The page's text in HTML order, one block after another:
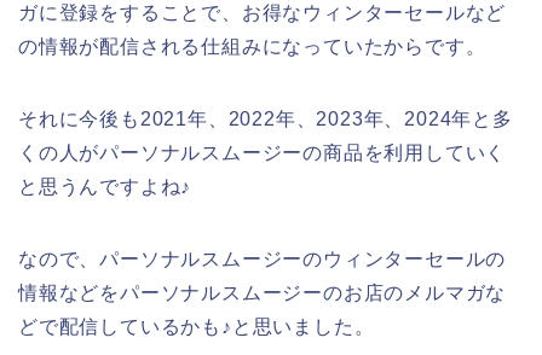
ガに登録をすることで、お得なウィンターセールなど
の情報が配信される仕組みになっていたからです。
それに今後も2021年、2022年、2023年、2024年と多
くの人がパーソナルスムージーの商品を利用していく
と思うんですよね♪
なので、パーソナルスムージーのウィンターセールの
情報などをパーソナルスムージーのお店のメルマガな
どで配信しているかも♪と思いました。